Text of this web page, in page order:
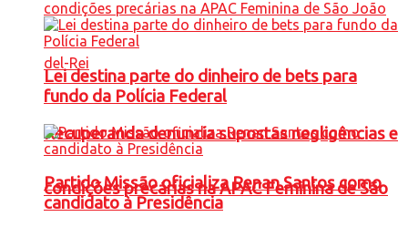
Recuperanda denuncia supostas negligências e
condições precárias na APAC Feminina de São
Lei destina parte do dinheiro de bets para
fundo da Polícia Federal
Partido Missão oficializa Renan Santos como
candidato à Presidência